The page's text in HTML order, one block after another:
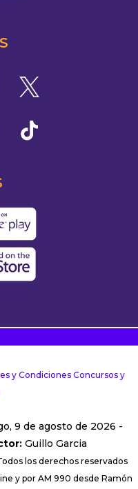
y Condiciones Concursos y
9 de agosto de 2026 -
Guillo Garcia
los derechos reservados
y por AM 990 desde Ramón